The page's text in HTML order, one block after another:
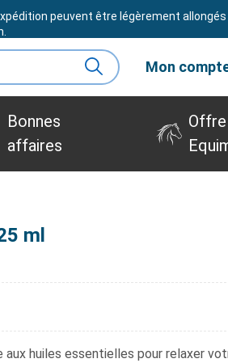
peuvent être légèrement
Mon
Bonnes
affaires
Offre
ml
aux huiles essentielles pour relaxer